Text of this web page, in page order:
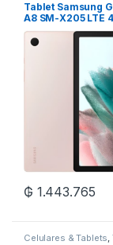
Tablet Samsung
A8 SM-X205 LTE
Pink Gold
₲ 1.443.765
Celulares & Tablets,